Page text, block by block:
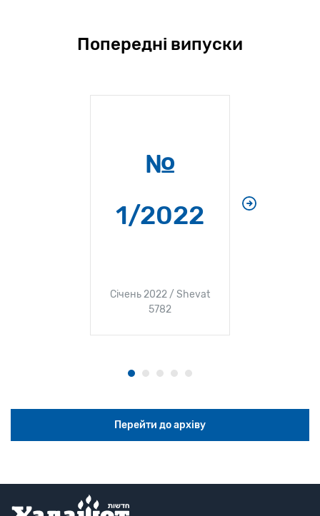
Попередні випуски
№
1/2022
Січень 2022 / Shevat
5782
Перейти до архіву